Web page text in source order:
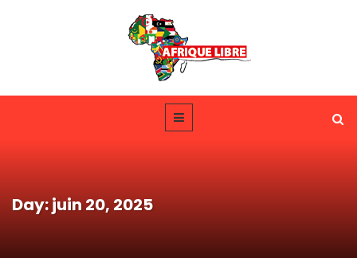
Day: juin 20, 2025